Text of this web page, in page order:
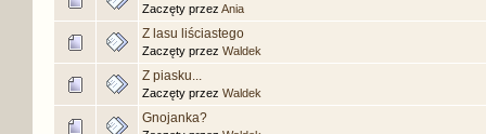
Zaczęty przez Ania
Z lasu liściastego
Zaczęty przez Waldek
Z piasku...
Zaczęty przez Waldek
Gnojanka?